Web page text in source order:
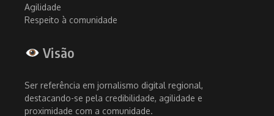
Agilidade
Respeito à comunidade
Visão
Ser referência em jornalismo digital regional,
destacando-se pela credibilidade, agilidade e
proximidade com a comunidade.